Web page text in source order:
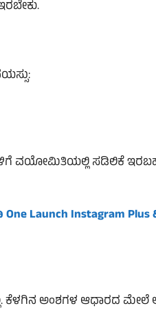
ವಯೋಮಿತಿಯಲ್ಲಿ ಸಡಿಲಿಕೆ
Launch Instagram Plus
ಕೆಳಗಿನ ಅಂಶಗಳ ಆಧಾರದ